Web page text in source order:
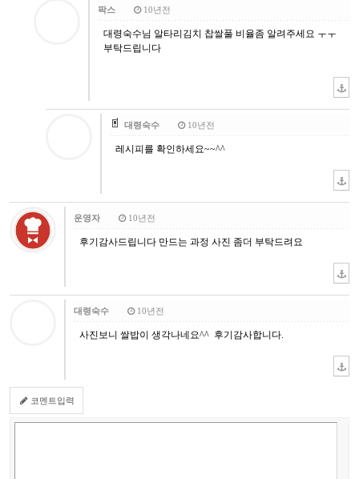
팍스 10년전
대령숙수님 알타리김치 찹쌀풀 비율좀 알려주세요 ㅜㅜ
부탁드립니다
대령숙수 10년전
레시피를 확인하세요~~^^
운영자 10년전
후기감사드립니다 만드는 과정 사진 좀더 부탁드려요
대령숙수 10년전
사진보니 쌀밥이 생각나네요^^ 후기감사합니다.
코멘트입력